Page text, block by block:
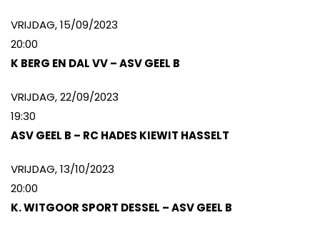
VRIJDAG, 15/09/2023
20:00
K BERG EN DAL VV – ASV GEEL B
VRIJDAG, 22/09/2023
19:30
ASV GEEL B – RC HADES KIEWIT HASSELT
VRIJDAG, 13/10/2023
20:00
K. WITGOOR SPORT DESSEL – ASV GEEL B